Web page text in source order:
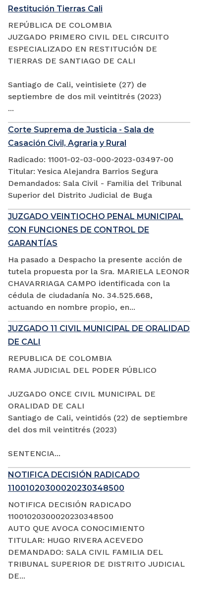
Restitución Tierras Cali
REPÚBLICA DE COLOMBIA
JUZGADO PRIMERO CIVIL DEL CIRCUITO
ESPECIALIZADO EN RESTITUCIÓN DE
TIERRAS DE SANTIAGO DE CALI
Santiago de Cali, veintisiete (27) de
septiembre de dos mil veintitrés (2023)
...
Corte Suprema de Justicia - Sala de
Casación Civil, Agraria y Rural
Radicado: 11001-02-03-000-2023-03497-00
Titular: Yesica Alejandra Barrios Segura
Demandados: Sala Civil - Familia del Tribunal
Superior del Distrito Judicial de Buga
JUZGADO VEINTIOCHO PENAL MUNICIPAL
CON FUNCIONES DE CONTROL DE
GARANTÍAS
Ha pasado a Despacho la presente acción de
tutela propuesta por la Sra. MARIELA LEONOR
CHAVARRIAGA CAMPO identificada con la
cédula de ciudadanía No. 34.525.668,
actuando en nombre propio, en...
JUZGADO 11 CIVIL MUNICIPAL DE ORALIDAD
DE CALI
REPUBLICA DE COLOMBIA
RAMA JUDICIAL DEL PODER PÚBLICO
JUZGADO ONCE CIVIL MUNICIPAL DE
ORALIDAD DE CALI
Santiago de Cali, veintidós (22) de septiembre
del dos mil veintitrés (2023)
SENTENCIA...
NOTIFICA DECISIÓN RADICADO
11001020300020230348500
NOTIFICA DECISIÓN RADICADO
11001020300020230348500
AUTO QUE AVOCA CONOCIMIENTO
TITULAR: HUGO RIVERA ACEVEDO
DEMANDADO: SALA CIVIL FAMILIA DEL
TRIBUNAL SUPERIOR DE DISTRITO JUDICIAL
DE...